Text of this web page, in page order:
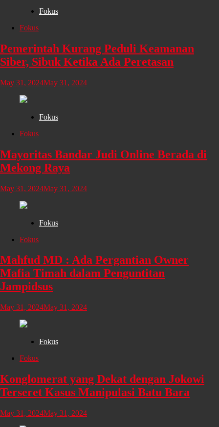
Fokus
Fokus
Pemerintah Kurang Peduli Keamanan
Siber, Sibuk Ketika Ada Peretasan
May 31, 2024May 31, 2024
Fokus
Fokus
Mayoritas Bandar Judi Online Berada di
Mekong Raya
May 31, 2024May 31, 2024
Fokus
Fokus
Mahfud MD : Ada Pergantian Owner
Mafia Timah dalam Penguntitan
Jampidsus
May 31, 2024May 31, 2024
Fokus
Fokus
Konglomerat yang Dekat dengan Jokowi
Terseret Kasus Manipulasi Batu Bara
May 31, 2024May 31, 2024